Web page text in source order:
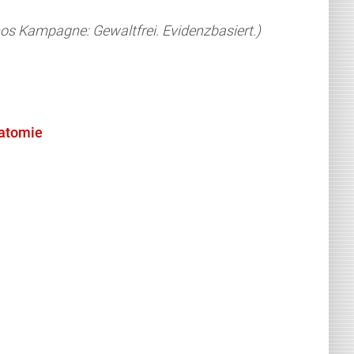
Kampagne: Gewaltfrei. Evidenzbasiert.)